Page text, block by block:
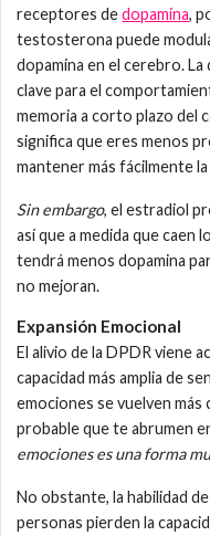
receptores dedopamina,
testosterona puede
dopamina en el cerebro.
clave para el
memoria a corto plazo del
significa que eres menos
mantener más fácilmente
Sin embargo, el estradiol
así que a medida que
tendrá menos dopamina
no mejoran.
Expansión Emocional
El alivio de la DPDR viene
capacidad más amplia de
emociones se vuelven
probable que te abrumen
emociones es una forma
No obstante, la habilidad
personas pierden la